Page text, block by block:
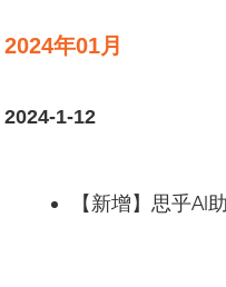
2024年01月
2024-1-12
【新增】思乎AI